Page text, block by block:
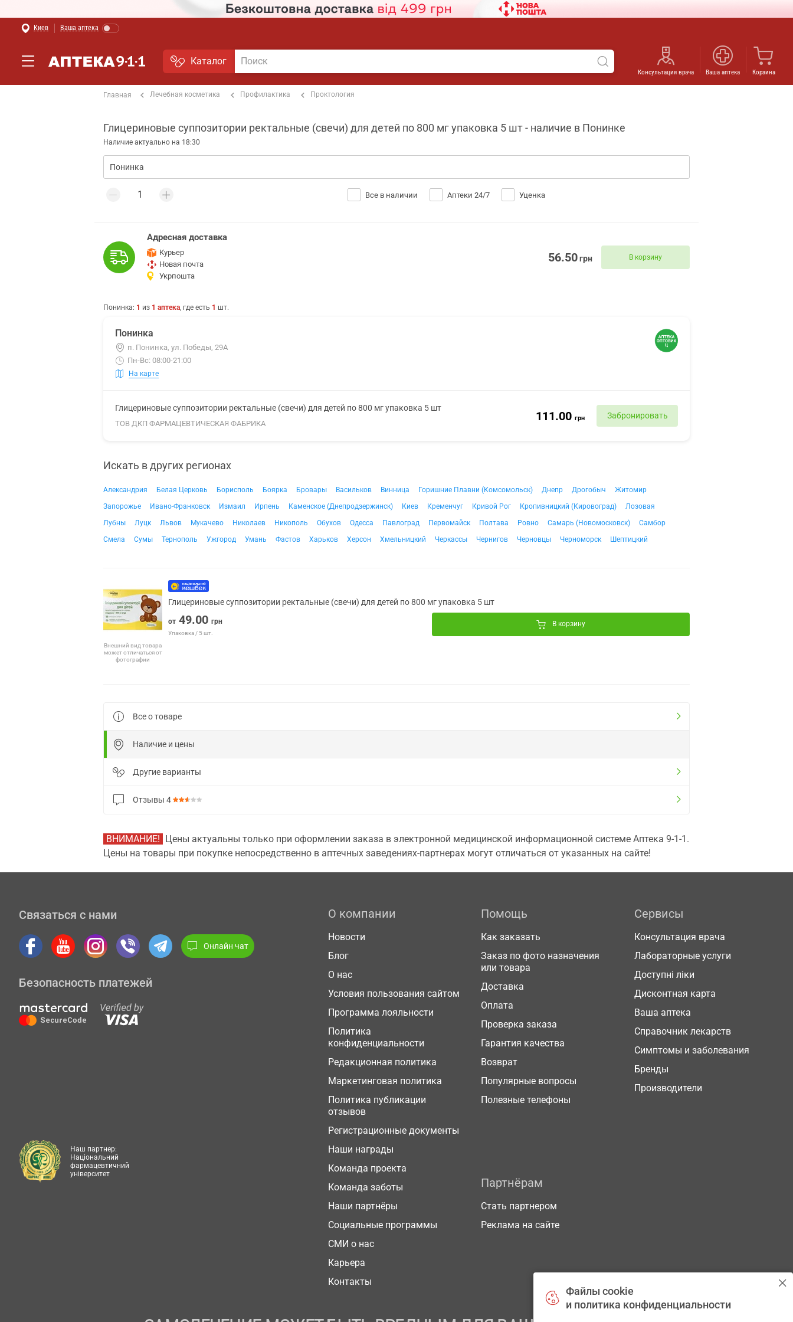
Киев Ваша аптека
Каталог
Консультация врача Ваша аптека Корзина
Главная Лечебная косметика Профилактика Проктология
Глицериновые суппозитории ректальные (свечи) для детей по 800 мг упаковка 5 шт - наличие в Понинке
Наличие актуально на 18:30
Все в наличии Аптеки 24/7 Уценка
Адресная доставка
Курьер
Новая почта
Укрпошта
56.50грн В корзину
Понинка: 1 из 1 аптека, где есть 1 шт.
Понинка
п. Понинка, ул. Победы, 29А
Пн-Вс: 08:00-21:00
На карте
Глицериновые суппозитории ректальные (свечи) для детей по 800 мг упаковка 5 шт
ТОВ ДКП ФАРМАЦЕВТИЧЕСКАЯ ФАБРИКА
111.00 грн Забронировать
Искать в других регионах
Александрия Белая Церковь Борисполь Боярка Бровары Васильков Винница Горишние Плавни (Комсомольск) Днепр Дрогобыч
Житомир
Запорожье
Ивано-Франковск Измаил Ирпень Каменское (Днепродзержинск) Киев Кременчуг Кривой Рог Кропивницкий (Кировоград)
Лозовая
Лубны
Луцк Львов Мукачево Николаев Никополь Обухов Одесса Павлоград Первомайск Полтава Ровно Самарь (Новомосковск)
Самбор
Смела
Сумы Тернополь Ужгород Умань Фастов Харьков Херсон Хмельницкий Черкассы Чернигов Черновцы Черноморск Шептицкий
Внешний вид товара
может отличаться от
фотографии
Глицериновые суппозитории ректальные (свечи) для детей по 800 мг упаковка 5 шт
от 49.00 грн
Упаковка / 5 шт.
В корзину
Все о товаре
Наличие и цены
Другие варианты
Отзывы 4
ВНИМАНИЕ! Цены актуальны только при оформлении заказа в электронной медицинской информационной системе Аптека 9-1-1.
Цены на товары при покупке непосредственно в аптечных заведениях-партнерах могут отличаться от указанных на сайте!
Связаться с нами
Онлайн чат
Безопасность платежей
О компании
Новости
Блог
О нас
Условия пользования сайтом
Программа лояльности
Политика
конфиденциальности
Редакционная политика
Маркетинговая политика
Политика публикации
отзывов
Регистрационные документы
Наши награды
Команда проекта
Команда заботы
Наши партнёры
Социальные программы
СМИ о нас
Карьера
Контакты
Помощь
Как заказать
Заказ по фото назначения
или товара
Доставка
Оплата
Проверка заказа
Гарантия качества
Возврат
Популярные вопросы
Полезные телефоны
Сервисы
Консультация врача
Лабораторные услуги
Доступні ліки
Дисконтная карта
Ваша аптека
Справочник лекарств
Симптомы и заболевания
Бренды
Производители
Партнёрам
Стать партнером
Реклама на сайте
Наш партнер:
Національний
фармацевтичний
університет
Файлы cookie
и политика конфиденциальности